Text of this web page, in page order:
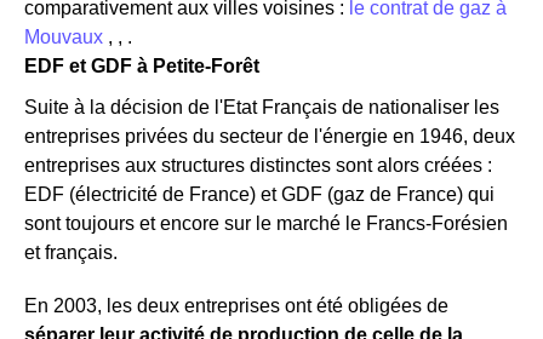
comparativement aux villes voisines : le contrat de gaz à
Mouvaux , , .
EDF et GDF à Petite-Forêt
Suite à la décision de l'Etat Français de nationaliser les
entreprises privées du secteur de l'énergie en 1946, deux
entreprises aux structures distinctes sont alors créées :
EDF (électricité de France) et GDF (gaz de France) qui
sont toujours et encore sur le marché le Francs-Forésien
et français.
En 2003, les deux entreprises ont été obligées de
séparer leur activité de production de celle de la